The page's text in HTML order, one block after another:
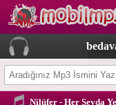
Nilüfer - Her Sevda